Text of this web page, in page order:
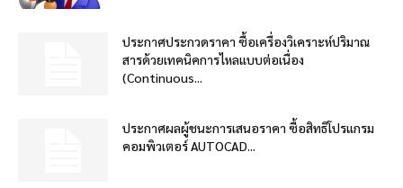
ประกาศประกวดราคา ซื้อเครื่องวิเคราะห์ปริมาณ
สารด้วยเทคนิคการไหลแบบต่อเนื่อง
(Continuous...
ประกาศผลผู้ชนะการเสนอราคา ซื้อสิทธิโปรแกรม
คอมพิวเตอร์ AUTOCAD...